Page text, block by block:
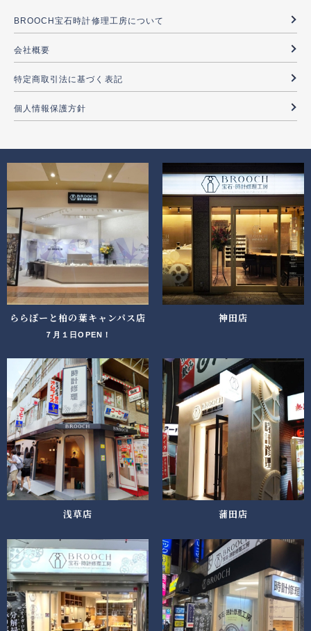
BROOCH宝石時計修理工房について
会社概要
特定商取引法に基づく表記
個人情報保護方針
ららぽーと柏の葉キャンパス店
７月１日OPEN！
神田店
浅草店 蒲田店